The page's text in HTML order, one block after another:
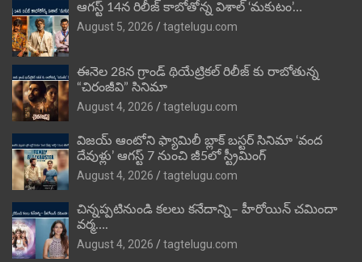
ఆగస్ట్ 14న రిలీజ్ కాబోతోన్న విశాల్ ‘మకుటం’…
August 5, 2026
tagtelugu.com
ఈనెల 28న గ్రాండ్ థియేట్రికల్ రిలీజ్ కు రాబోతున్న
“చిరంజీవి” సినిమా
August 4, 2026
tagtelugu.com
విజ‌య్ ఆంటోని ఫ్యామిలీ బ్లాక్ బ‌స్ట‌ర్‌ సినిమా ‘వంద
దేవుళ్లు’ ఆగస్ట్ 7 నుంచి జీ5లో స్ట్రీమింగ్
August 4, 2026
tagtelugu.com
చిన్నప్పటినుండి కలలు కనేదాన్ని– హీరోయిన్‌ చమిందా
వర్మ….
August 4, 2026
tagtelugu.com